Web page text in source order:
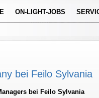
ON-LIGHT-JOBS
bei Feilo Sylvania
bei Feilo Sylvania